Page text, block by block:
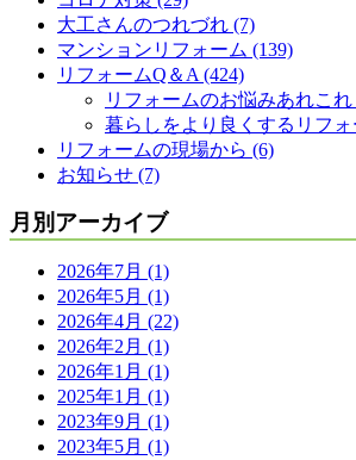
大工さんのつれづれ (7)
マンションリフォーム (139)
リフォームQ＆A (424)
リフォームのお悩みあれこれ
暮らしをより良くするリフォ
リフォームの現場から (6)
お知らせ (7)
月別アーカイブ
2026年7月 (1)
2026年5月 (1)
2026年4月 (22)
2026年2月 (1)
2026年1月 (1)
2025年1月 (1)
2023年9月 (1)
2023年5月 (1)